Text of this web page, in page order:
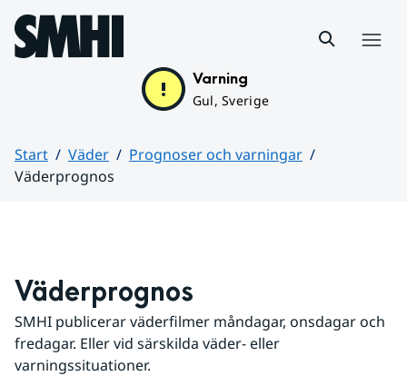
Hoppa till sidans innehåll
Varning
Gul, Sverige
Start Väder
Prognoser och varningar
Väderprognos
Väderprognos
SMHI publicerar väderfilmer måndagar, onsdagar och
fredagar. Eller vid särskilda väder- eller
varningssituationer.